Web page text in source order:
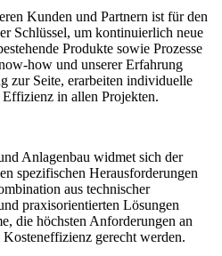
Kunden und Partnern ist für den
Schlüssel, um kontinuierlich neue
Produkte sowie Prozesse
how und unserer Erfahrung
zur Seite, erarbeiten individuelle
in allen Projekten.
Anlagenbau widmet sich der
spezifischen Herausforderungen
aus technischer
praxisorientierten Lösungen
die höchsten Anforderungen an
gerecht werden.